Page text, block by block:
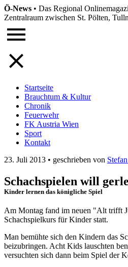
Ö-News • Das Regional
Zentralraum zwischen St. Pölten,
Startseite
Brauchtum & Kultur
Chronik
Feuerwehr
FK Austria Wien
Sport
Kontakt
23. Juli 2013 • geschrieben von
Schachspielen will
Kinder lernen das königliche Spiel
Am Montag fand im neuen "Alt trifft
Schachspielkurs für Kinder statt.
Man bemühte sich den Kindern das
beizubringen. Acht Kids lauschten
versuchten sich dann beim Spiel der